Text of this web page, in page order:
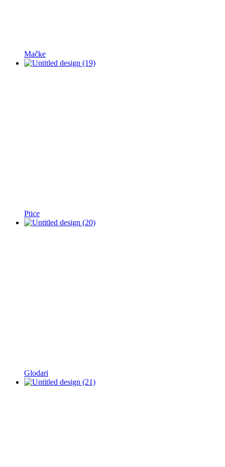
Mačke
Ptice
Glodari